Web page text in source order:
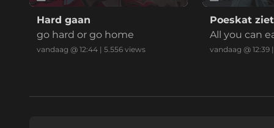
Hard gaan
go hard or go home
vandaag @ 12:44 | 5.556 views
Poeskat
All you can
eopend!
vandaag @ 12:39|